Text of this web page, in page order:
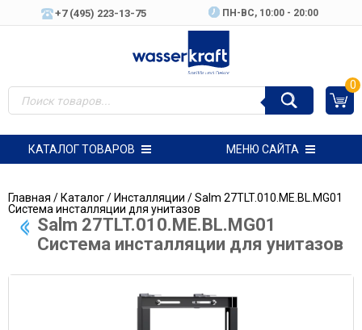
+7 (495) 223-13-75 ПН-ВC, 10:00 - 20:00
0
КАТАЛОГ ТОВАРОВ МЕНЮ САЙТА
Главная /Каталог/Инсталляции / Salm 27TLT.010.ME.BL.MG01
Система инсталляции для унитазов
Salm 27TLT.010.ME.BL.MG01
Система инсталляции для унитазов